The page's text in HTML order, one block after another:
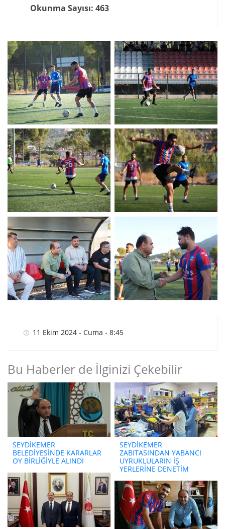
Okunma Sayısı: 463
11 Ekim 2024 - Cuma - 8:45
Bu Haberler de İlginizi Çekebilir
SEYDİKEMER
BELEDİYESİNDE KARARLAR
OY BİRLİĞİYLE ALINDI
SEYDİKEMER
ZABITASINDAN YABANCI
UYRUKLULARIN İŞ
YERLERİNE DENETİM